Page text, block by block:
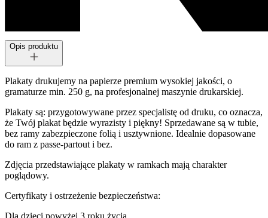
Opis produktu
Plakaty drukujemy na papierze premium wysokiej jakości, o
gramaturze min. 250 g, na profesjonalnej maszynie drukarskiej.
Plakaty są: przygotowywane przez specjalistę od druku, co oznacza,
że Twój plakat będzie wyrazisty i piękny! Sprzedawane są w tubie,
bez ramy zabezpieczone folią i usztywnione. Idealnie dopasowane
do ram z passe-partout i bez.
Zdjęcia przedstawiające plakaty w ramkach mają charakter
poglądowy.
Certyfikaty i ostrzeżenie bezpieczeństwa:
Dla dzieci powyżej 3 roku życia.